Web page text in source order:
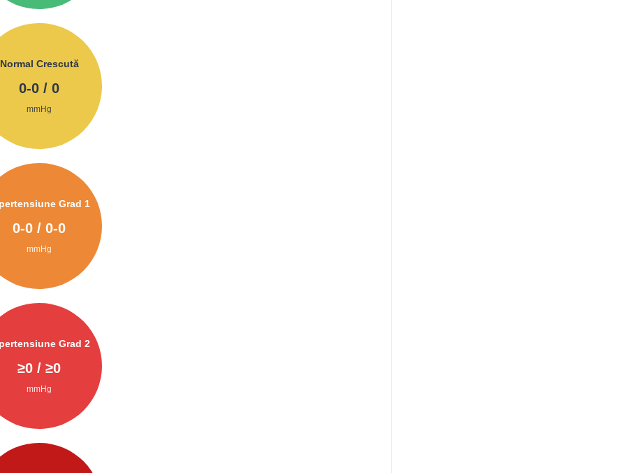
Normal Crescută
0-0 / 0
mmHg
Grad 1
0-0 / 0-0
mmHg
Grad 2
≥0 / ≥0
mmHg